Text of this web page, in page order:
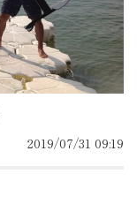
2019/07/31 09:19